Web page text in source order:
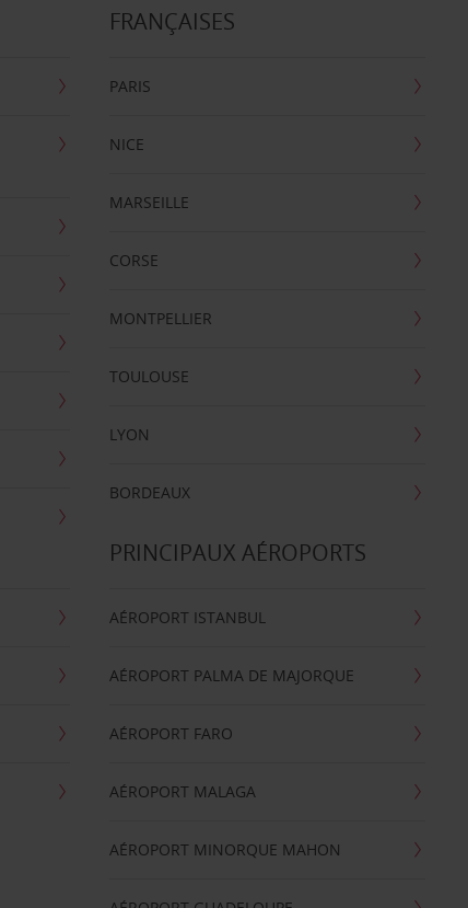
FRANÇAISES
PARIS
NICE
MARSEILLE
CORSE
MONTPELLIER
TOULOUSE
LYON
BORDEAUX
PRINCIPAUX AÉROPORTS
AÉROPORT ISTANBUL
AÉROPORT PALMA DE MAJORQUE
AÉROPORT FARO
AÉROPORT MALAGA
AÉROPORT MINORQUE MAHON